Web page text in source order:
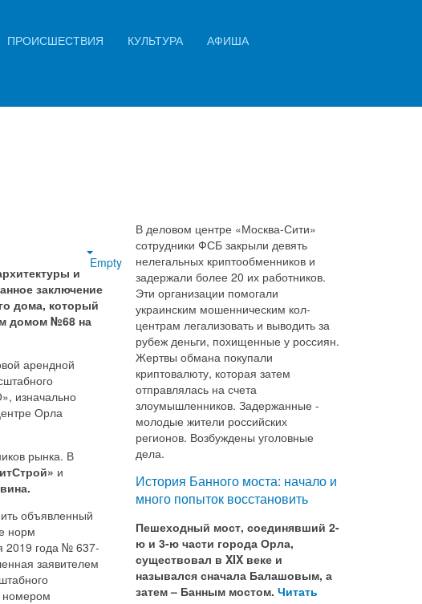
ПРОИСШЕСТВИЯ КУЛЬТУРА АФИША
на
Empty
и
заключение
дома, который
домом №68 на
арендной
изначально
Орла
рынка. В
и
объявленный
норм
2019 года № 637-
заявителем
номером
В деловом центре «Москва-Сити»
сотрудники ФСБ закрыли девять
нелегальных криптообменников и
задержали более 20 их работников.
Эти организации помогали
украинским мошенническим кол-
центрам легализовать и выводить за
рубеж деньги, похищенные у россиян.
Жертвы обмана покупали
криптовалюту, которая затем
отправлялась на счета
злоумышленников. Задержанные -
молодые жители российских
регионов. Возбуждены уголовные
дела.
История Банного моста: начало и
много попыток восстановить
Пешеходный мост, соединявший 2-
ю и 3-ю части города Орла,
существовал в XIX веке и
назывался сначала Балашовым, а
затем – Банным мостом. Читать